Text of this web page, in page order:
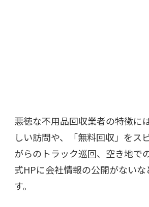
悪徳な不用品回収業者の特徴に
しい訪問や、「無料回収」をス
がらのトラック巡回、空き地で
式HPに会社情報の公開がないな
す。